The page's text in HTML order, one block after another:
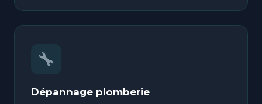
Dépannage plomberie